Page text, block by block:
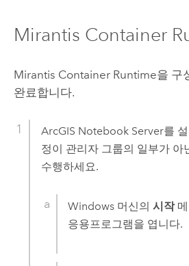
Mirantis Container
Mirantis Container Runtime을 구
완료합니다.
ArcGIS Notebook Server를
정이 관리자 그룹의 일부가 아
수행하세요.
Windows 머신의시작메
응용프로그램을 엽니다.